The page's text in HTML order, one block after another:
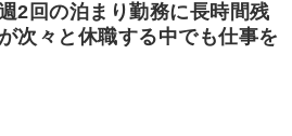
2回の泊まり勤務に長時間残
次々と休職する中でも仕事を